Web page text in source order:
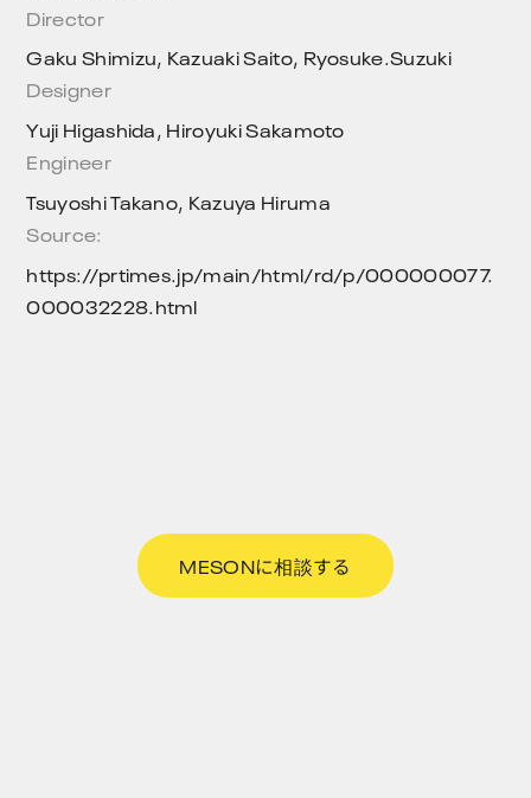
Director
Gaku Shimizu, Kazuaki Saito, Ryosuke.Suzuki
Designer
Yuji Higashida, Hiroyuki Sakamoto
Engineer
Tsuyoshi Takano, Kazuya Hiruma
Source:
https://prtimes.jp/main/html/rd/p/000000077.
000032228.html
MESONに相談する